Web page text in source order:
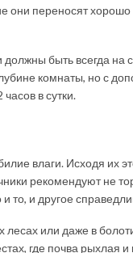
переносят хорошо
быть всегда на
комнаты, но с
в сутки.
влаги. Исходя их
рекомендуют не
то, и другое
или даже в
где почва рыхлая